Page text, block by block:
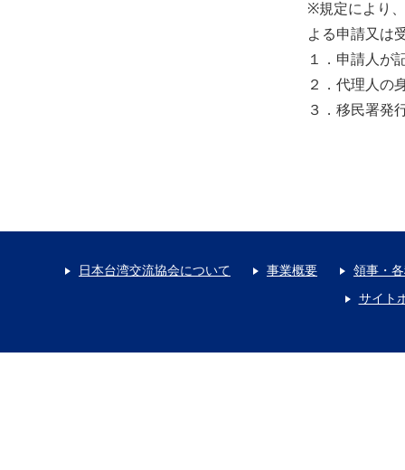
※規定により
よる申請又は
１．申請人が
２．代理人の
３．移民署発
日本台湾交流協会について 事業概要 領事・
サイト